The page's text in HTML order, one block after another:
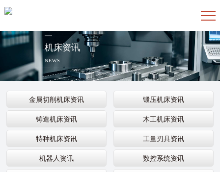
机床资讯
NEWS
金属切削机床资讯 锻压机床资讯
铸造机床资讯 木工机床资讯
特种机床资讯 工量刃具资讯
机器人资讯 数控系统资讯